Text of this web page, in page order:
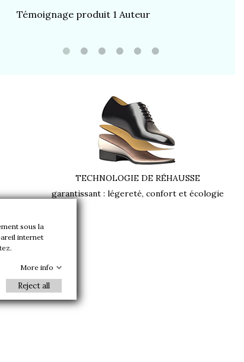
Témoignage produit 1 Auteur
TECHNOLOGIE DE RÉHAUSSE
garantissant : légereté, confort et écologie
sous la
internet
More info
Reject all